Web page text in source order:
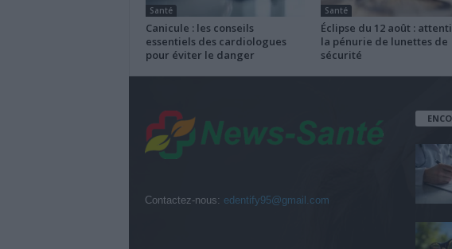
Santé
Canicule : les conseils
essentiels des cardiologues
pour éviter le danger
Santé
Éclipse du 12 août :
la pénurie de lunettes de
sécurité
Contactez-nous: edentify95@gmail.com